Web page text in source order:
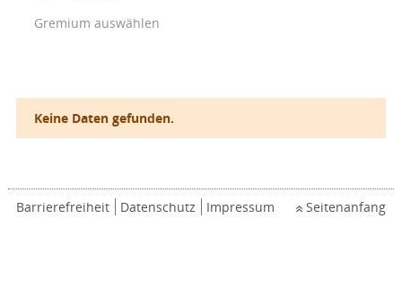
Gremium auswählen
Keine Daten gefunden.
Barrierefreiheit Datenschutz Impressum Seitenanfang